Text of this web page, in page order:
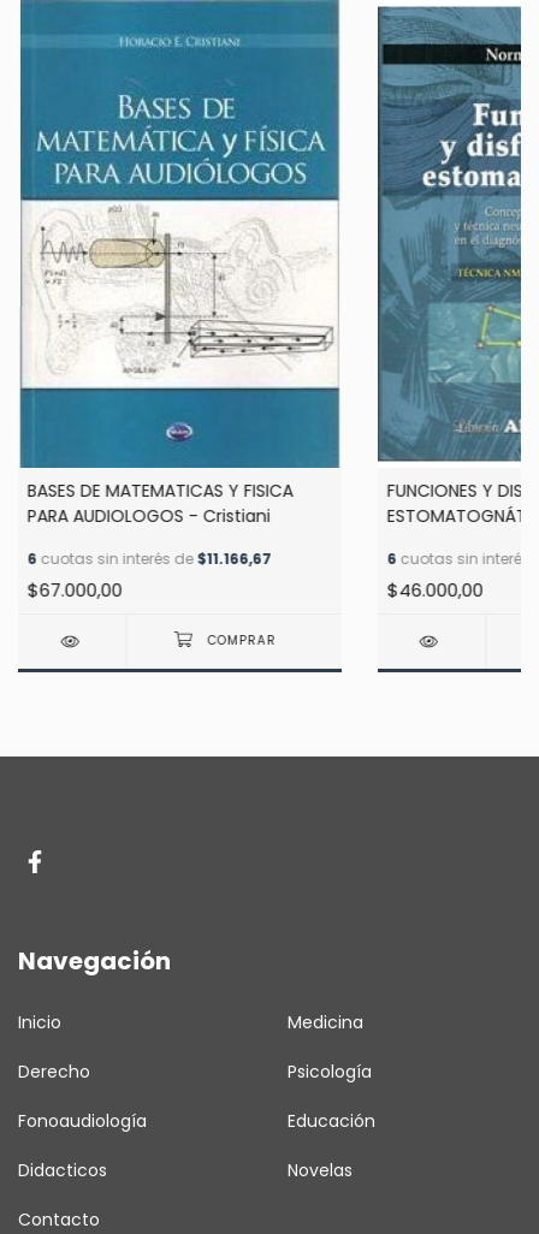
BASES DE MATEMATICAS Y FISICA
PARA AUDIOLOGOS - Cristiani
6 cuotas sin interés de$11.166,67
$67.000,00
FUNCIONES Y
CHIAVARO
6 cuotas sin interés
$46.000,00
Navegación
Inicio Medicina
Derecho Psicología
Fonoaudiología Educación
Didacticos Novelas
Contacto